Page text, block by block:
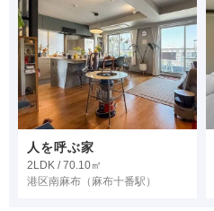
人を呼ぶ家
2LDK / 70.10㎡
港区南麻布 （麻布十番駅）